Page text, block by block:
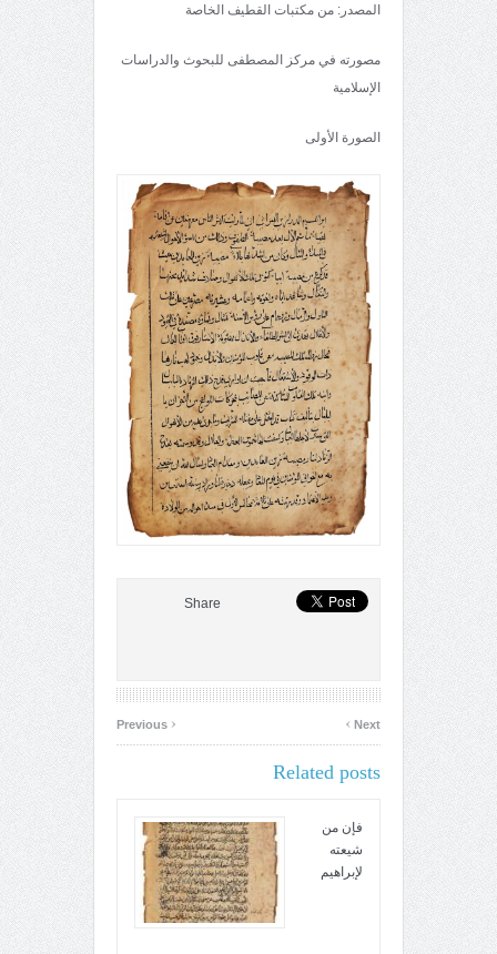
المصدر: من مكتبات القطيف الخاصة
مصورته في مركز المصطفى للبحوث والدراسات
الإسلامية
الصورة الأولى
Share
‹ Next
›
Related posts
فإن من
شيعته
لإبراهيم